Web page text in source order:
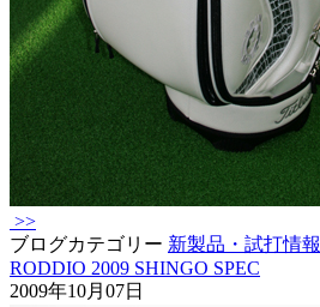
>>
ブログカテゴリー 新製品・試打情報
RODDIO 2009 SHINGO SPEC
2009年10月07日